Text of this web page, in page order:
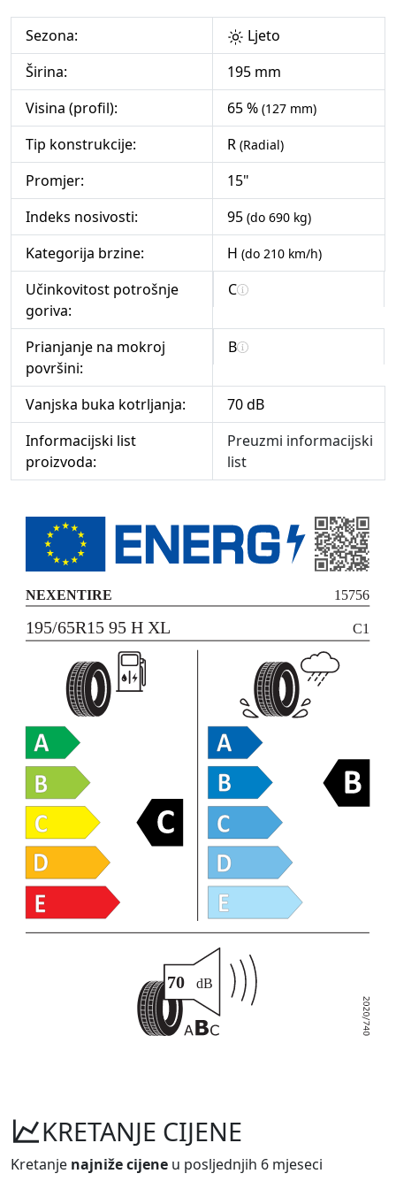
Sezona:
Ljeto
Širina:
195 mm
Visina (profil):
65 % (127 mm)
Tip konstrukcije: R (Radial)
Promjer:
15"
Indeks nosivosti:
95 (do 690 kg)
Kategorija brzine: H (do 210 km/h)
Učinkovitost potrošnje
goriva:
C
Prianjanje na mokroj
površini:
B
Vanjska buka kotrljanja:
70 dB
Informacijski list
proizvoda:
Preuzmi informacijski
list
KRETANJE CIJENE
Kretanje najniže cijene u posljednjih 6 mjeseci